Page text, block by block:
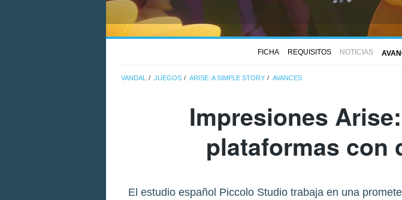
FICHA REQUISITOS NOTICIAS
VANDAL JUEGOS ARISE: A SIMPLE STORY AVANCES
Impresiones
plataformas con
El estudio español Piccolo Studio trabaja en una